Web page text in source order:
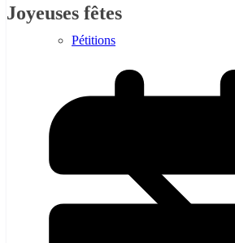
Pétitions
Joyeuses fêtes